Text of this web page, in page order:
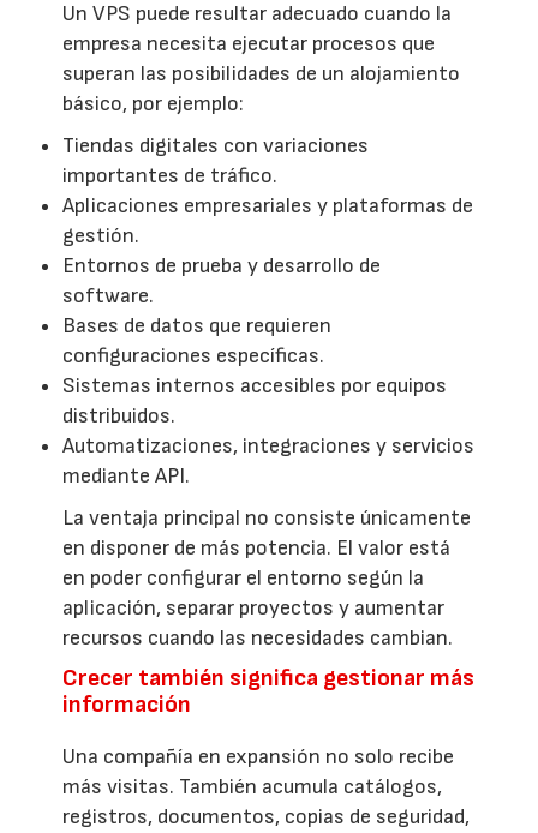
Un VPS puede resultar adecuado cuando la
empresa necesita ejecutar procesos que
superan las posibilidades de un alojamiento
básico, por ejemplo:
Tiendas digitales con variaciones
importantes de tráfico.
Aplicaciones empresariales y plataformas de
gestión.
Entornos de prueba y desarrollo de
software.
Bases de datos que requieren
configuraciones específicas.
Sistemas internos accesibles por equipos
distribuidos.
Automatizaciones, integraciones y servicios
mediante API.
La ventaja principal no consiste únicamente
en disponer de más potencia. El valor está
en poder configurar el entorno según la
aplicación, separar proyectos y aumentar
recursos cuando las necesidades cambian.
Crecer también significa gestionar más
información
Una compañía en expansión no solo recibe
más visitas. También acumula catálogos,
registros, documentos, copias de seguridad,